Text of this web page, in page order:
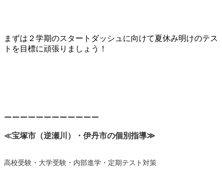
まずは２学期のスタートダッシュに向けて夏休み明けのテス
トを目標に頑張りましょう！
ーーーーーーーーーーーー
≪宝塚市（逆瀬川）・伊丹市の個別指導≫
高校受験・大学受験・内部進学・定期テスト対策